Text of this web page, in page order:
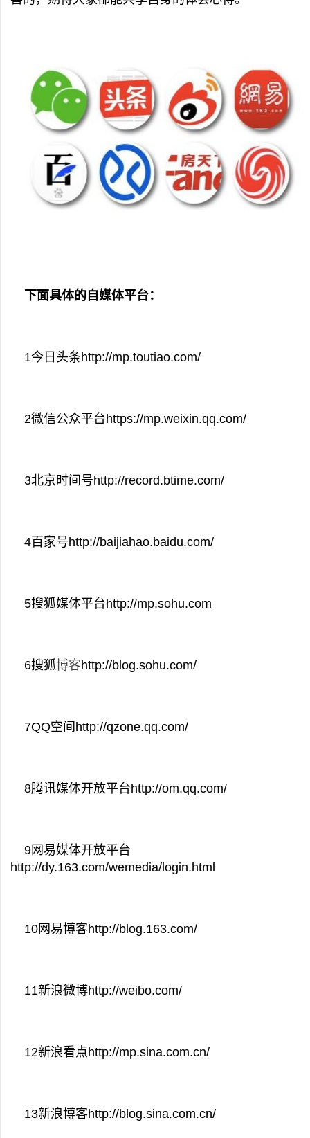
下面具体的自媒体平台：
1今日头条http://mp.toutiao.com/
2微信公众平台https://mp.weixin.qq.com/
3北京时间号http://record.btime.com/
4百家号http://baijiahao.baidu.com/
5搜狐媒体平台http://mp.sohu.com
6搜狐博客http://blog.sohu.com/
7QQ空间http://qzone.qq.com/
8腾讯媒体开放平台http://om.qq.com/
9网易媒体开放平台
http://dy.163.com/wemedia/login.html
10网易博客http://blog.163.com/
11新浪微博http://weibo.com/
12新浪看点http://mp.sina.com.cn/
13新浪博客http://blog.sina.com.cn/